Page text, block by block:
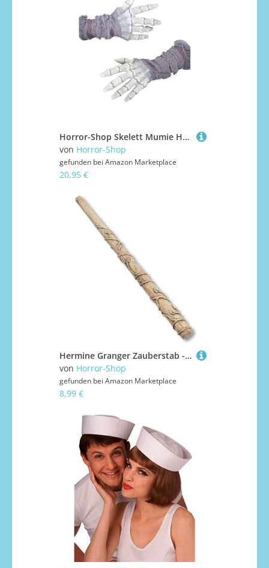
Horror-Shop Skelett Mumie Handschuhe Weiß mit Stofffetzen
von Horror-Shop
gefunden bei Amazon Marketplace
20,95 €
Hermine Granger Zauberstab - Lizenzierter Harry Potter Artikel
von Horror-Shop
gefunden bei Amazon Marketplace
8,99 €